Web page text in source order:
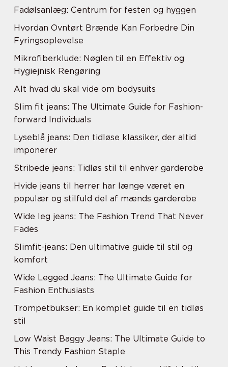
Fadølsanlæg: Centrum for festen og hyggen
Hvordan Ovntørt Brænde Kan Forbedre Din
Fyringsoplevelse
Mikrofiberklude: Nøglen til en Effektiv og
Hygiejnisk Rengøring
Alt hvad du skal vide om bodysuits
Slim fit jeans: The Ultimate Guide for Fashion-
forward Individuals
Lyseblå jeans: Den tidløse klassiker, der altid
imponerer
Stribede jeans: Tidløs stil til enhver garderobe
Hvide jeans til herrer har længe været en
populær og stilfuld del af mænds garderobe
Wide leg jeans: The Fashion Trend That Never
Fades
Slimfit-jeans: Den ultimative guide til stil og
komfort
Wide Legged Jeans: The Ultimate Guide for
Fashion Enthusiasts
Trompetbukser: En komplet guide til en tidløs
stil
Low Waist Baggy Jeans: The Ultimate Guide to
This Trendy Fashion Staple